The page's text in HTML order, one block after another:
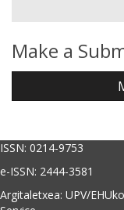
Make a
ISSN: 0214-9753
e-ISSN: 2444-3581
Argitaletxea: UPV/